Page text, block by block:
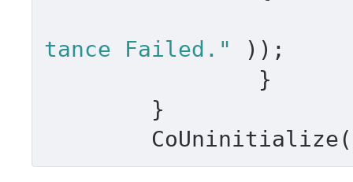
tance Failed."
));